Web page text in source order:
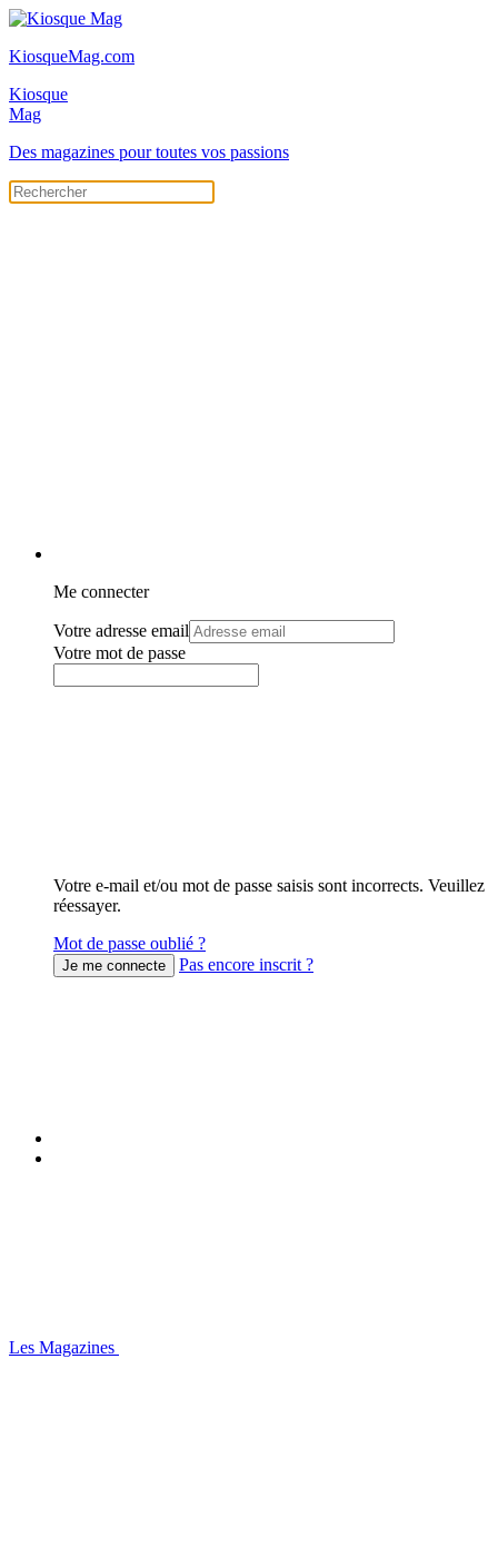
KiosqueMag.com
Kiosque
Mag
Des magazines pour toutes vos passions
Me connecter
Votre adresse email
Votre mot de passe
Votre e-mail et/ou mot de passe saisis sont incorrects. Veuillez
réessayer.
Mot de passe oublié ?
Pas encore inscrit ?
Les Magazines